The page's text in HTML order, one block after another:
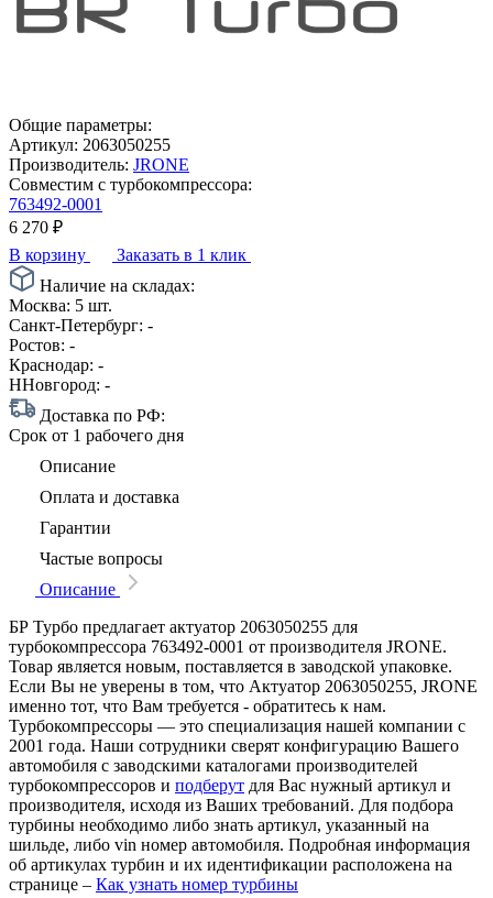
Общие параметры:
Артикул: 2063050255
Производитель: JRONE
Совместим с турбокомпрессора:
763492-0001
6 270 ₽
В корзину
Заказать в 1 клик
Наличие на складах:
Москва: 5 шт.
Санкт-Петербург: -
Ростов: -
Краснодар: -
ННовгород: -
Доставка по РФ:
Срок от 1 рабочего дня
Описание
Оплата и доставка
Гарантии
Частые вопросы
Описание
БР Турбо предлагает актуатор 2063050255 для
турбокомпрессора 763492-0001 от производителя JRONE.
Товар является новым, поставляется в заводской упаковке.
Если Вы не уверены в том, что Актуатор 2063050255, JRONE
именно тот, что Вам требуется - обратитесь к нам.
Турбокомпрессоры — это специализация нашей компании с
2001 года. Наши сотрудники сверят конфигурацию Вашего
автомобиля с заводскими каталогами производителей
турбокомпрессоров и подберут для Вас нужный артикул и
производителя, исходя из Ваших требований. Для подбора
турбины необходимо либо знать артикул, указанный на
шильде, либо vin номер автомобиля. Подробная информация
об артикулах турбин и их идентификации расположена на
странице – Как узнать номер турбины